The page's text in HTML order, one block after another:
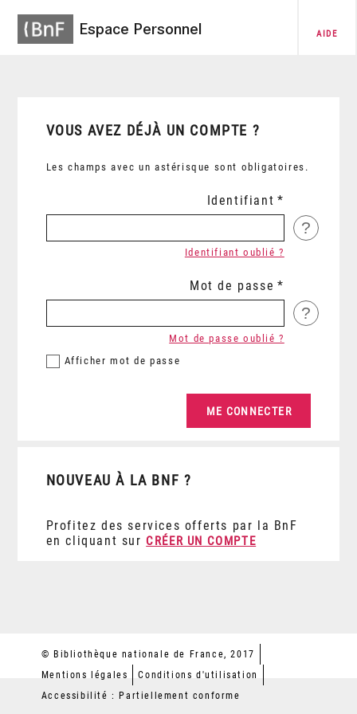
Espace Personnel AIDE
VOUS AVEZ DÉJÀ UN COMPTE ?
Les champs avec un astérisque sont obligatoires.
Identifiant
?
Identifiant oublié ?
Mot de passe
?
Afficher mot de passe
Mot de passe oublié ?
NOUVEAU À LA BNF ?
Profitez des services offerts par la BnF
en cliquant sur CRÉER UN COMPTE
© Bibliothèque nationale de France, 2017
Mentions légales
Conditions d'utilisation
Accessibilité : Partiellement conforme